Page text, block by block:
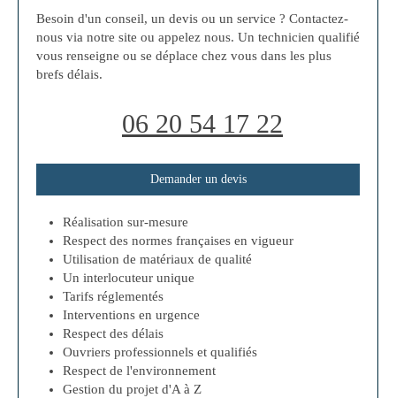
Besoin d'un conseil, un devis ou un service ? Contactez-
nous via notre site ou appelez nous. Un technicien qualifié
vous renseigne ou se déplace chez vous dans les plus
brefs délais.
06 20 54 17 22
Demander un devis
Réalisation sur-mesure
Respect des normes françaises en vigueur
Utilisation de matériaux de qualité
Un interlocuteur unique
Tarifs réglementés
Interventions en urgence
Respect des délais
Ouvriers professionnels et qualifiés
Respect de l'environnement
Gestion du projet d'A à Z